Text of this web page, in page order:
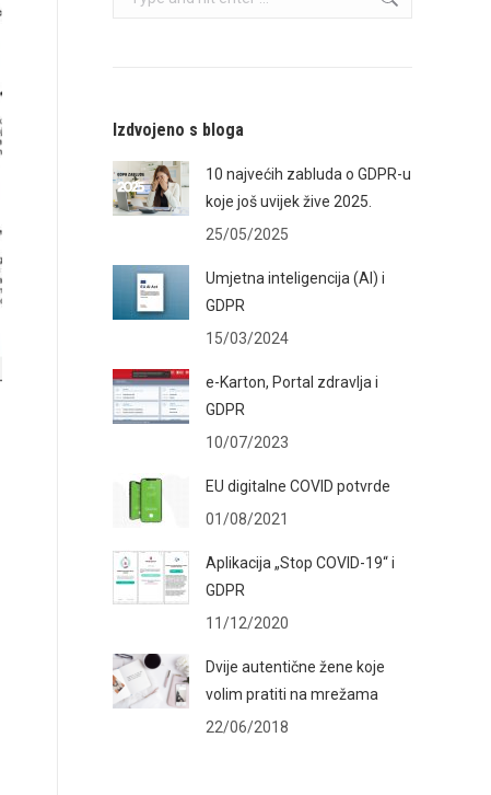
Izdvojeno s bloga
10 najvećih zabluda o GDPR-u
koje još uvijek žive 2025.
25/05/2025
Umjetna inteligencija (AI) i
GDPR
15/03/2024
e-Karton, Portal zdravlja i
GDPR
10/07/2023
EU digitalne COVID potvrde
01/08/2021
Aplikacija „Stop COVID-19“ i
GDPR
11/12/2020
Dvije autentične žene koje
volim pratiti na mrežama
22/06/2018